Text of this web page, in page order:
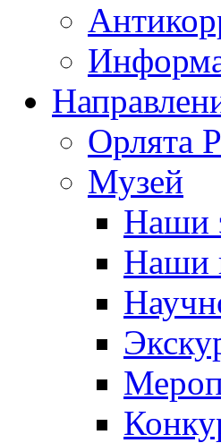
Орлята
Музей
Наши
Наши